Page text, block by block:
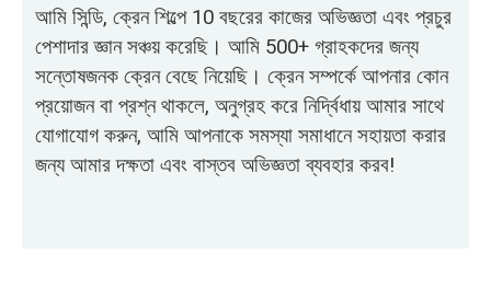
আমি সিন্ডি, ক্রেন শিল্পে 10 বছরের কাজের অভিজ্ঞতা এবং প্রচুর
পেশাদার জ্ঞান সঞ্চয় করেছি। আমি 500+ গ্রাহকদের জন্য
সন্তোষজনক ক্রেন বেছে নিয়েছি। ক্রেন সম্পর্কে আপনার কোন
প্রয়োজন বা প্রশ্ন থাকলে, অনুগ্রহ করে নির্দ্বিধায় আমার সাথে
যোগাযোগ করুন, আমি আপনাকে সমস্যা সমাধানে সহায়তা করার
জন্য আমার দক্ষতা এবং বাস্তব অভিজ্ঞতা ব্যবহার করব!